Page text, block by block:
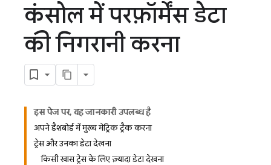
कंसोल में परफ़ॉर्मेंस डेटा
की निगरानी करना
इस पेज पर, यह जानकारी उपलब्ध है
अपने डैशबोर्ड में मुख्य मेट्रिक ट्रैक करना
ट्रेस और उनका डेटा देखना
किसी खास ट्रेस के लिए ज़्यादा डेटा देखना